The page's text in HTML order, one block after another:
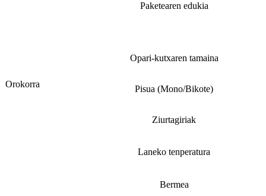
Orokorra
Paketearen edukia
Opari-kutxaren tamaina
Pisua (Mono/Bikote)
Ziurtagiriak
Laneko tenperatura
Bermea